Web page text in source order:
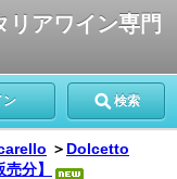
リアワイン専門
ン 検索
＞ Dolcetto
分】